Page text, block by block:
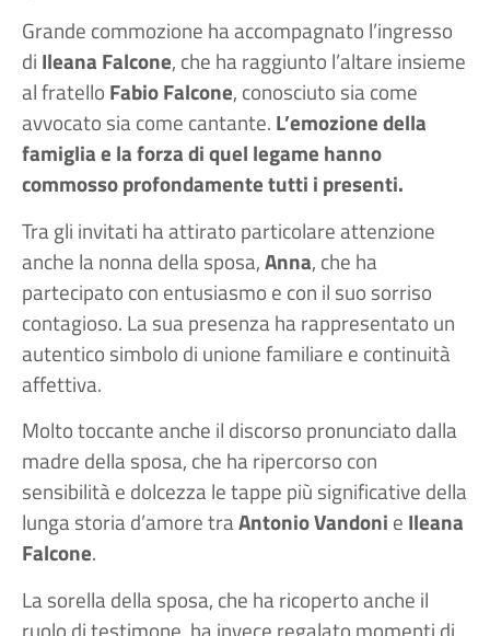
Grande commozione ha accompagnato l’ingresso
di Ileana Falcone, che ha raggiunto l’altare insieme
al fratello Fabio Falcone, conosciuto sia come
avvocato sia come cantante. L’emozione della
famiglia e la forza di quel legame hanno
commosso profondamente tutti i presenti.
Tra gli invitati ha attirato particolare attenzione
anche la nonna della sposa,Anna, che ha
partecipato con entusiasmo e con il suo sorriso
contagioso. La sua presenza ha rappresentato un
autentico simbolo di unione familiare e continuità
affettiva.
Molto toccante anche il discorso pronunciato dalla
madre della sposa, che ha ripercorso con
sensibilità e dolcezza le tappe più significative della
lunga storia d’amore traAntonio Vandoni e Ileana
Falcone.
La sorella della sposa, che ha ricoperto anche il
ruolo di testimone, ha invece regalato momenti di